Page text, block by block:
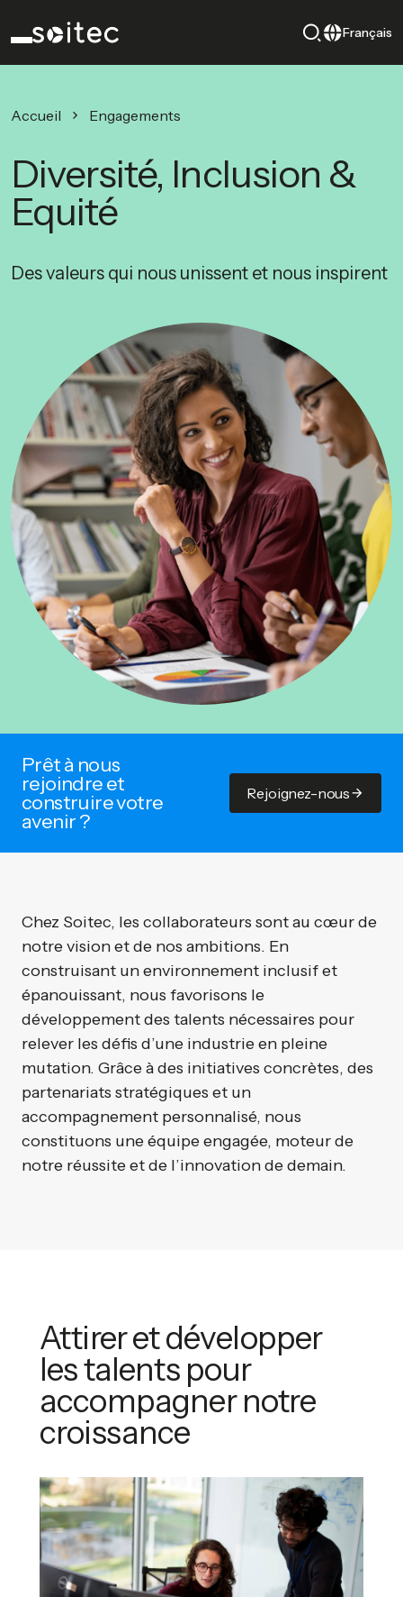
Français
Accueil Engagements
Diversité, Inclusion &
Equité
Des valeurs qui nous unissent et nous inspirent
Prêt à nous
rejoindre et
construire votre
avenir ?
Rejoignez-nous
Chez Soitec, les collaborateurs sont au cœur de
notre vision et de nos ambitions. En
construisant un environnement inclusif et
épanouissant, nous favorisons le
développement des talents nécessaires pour
relever les défis d’une industrie en pleine
mutation. Grâce à des initiatives concrètes, des
partenariats stratégiques et un
accompagnement personnalisé, nous
constituons une équipe engagée, moteur de
notre réussite et de l’innovation de demain.
Attirer et développer
les talents pour
accompagner notre
croissance